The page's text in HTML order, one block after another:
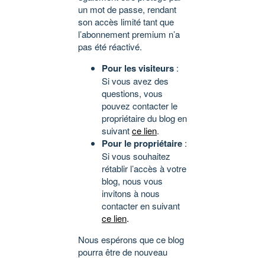
un mot de passe, rendant
son accès limité tant que
l’abonnement premium n’a
pas été réactivé.
Pour les visiteurs :
Si vous avez des
questions, vous
pouvez contacter le
propriétaire du blog en
suivantce lien.
Pour le propriétaire :
Si vous souhaitez
rétablir l’accès à votre
blog, nous vous
invitons à nous
contacter en suivant
ce lien.
Nous espérons que ce blog
pourra être de nouveau